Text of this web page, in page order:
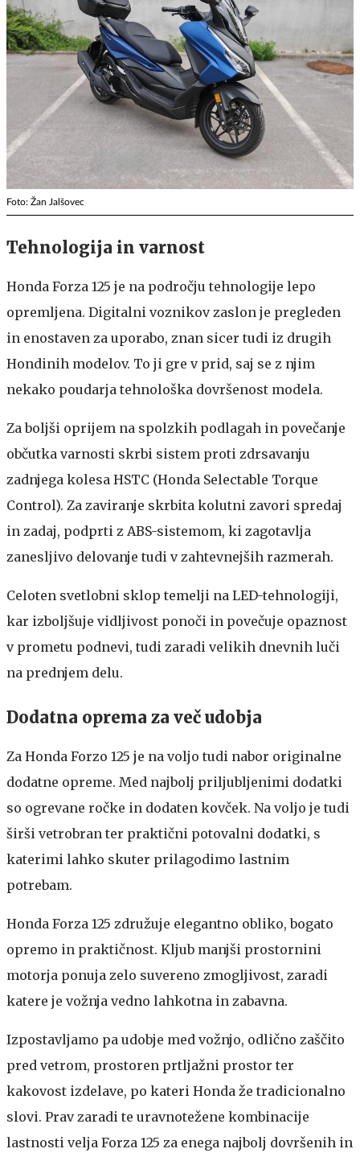
Foto: Žan Jalšovec
Tehnologija in varnost
Honda Forza 125 je na področju tehnologije lepo
opremljena. Digitalni voznikov zaslon je pregleden
in enostaven za uporabo, znan sicer tudi iz drugih
Hondinih modelov. To ji gre v prid, saj se z njim
nekako poudarja tehnološka dovršenost modela.
Za boljši oprijem na spolzkih podlagah in povečanje
občutka varnosti skrbi sistem proti zdrsavanju
zadnjega kolesa HSTC (Honda Selectable Torque
Control). Za zaviranje skrbita kolutni zavori spredaj
in zadaj, podprti z ABS-sistemom, ki zagotavlja
zanesljivo delovanje tudi v zahtevnejših razmerah.
Celoten svetlobni sklop temelji na LED-tehnologiji,
kar izboljšuje vidljivost ponoči in povečuje opaznost
v prometu podnevi, tudi zaradi velikih dnevnih luči
na prednjem delu.
Dodatna oprema za več udobja
Za Honda Forzo 125 je na voljo tudi nabor originalne
dodatne opreme. Med najbolj priljubljenimi dodatki
so ogrevane ročke in dodaten kovček. Na voljo je tudi
širši vetrobran ter praktični potovalni dodatki, s
katerimi lahko skuter prilagodimo lastnim
potrebam.
Honda Forza 125 združuje elegantno obliko, bogato
opremo in praktičnost. Kljub manjši prostornini
motorja ponuja zelo suvereno zmogljivost, zaradi
katere je vožnja vedno lahkotna in zabavna.
Izpostavljamo pa udobje med vožnjo, odlično zaščito
pred vetrom, prostoren prtljažni prostor ter
kakovost izdelave, po kateri Honda že tradicionalno
slovi. Prav zaradi te uravnotežene kombinacije
lastnosti velja Forza 125 za enega najbolj dovršenih in